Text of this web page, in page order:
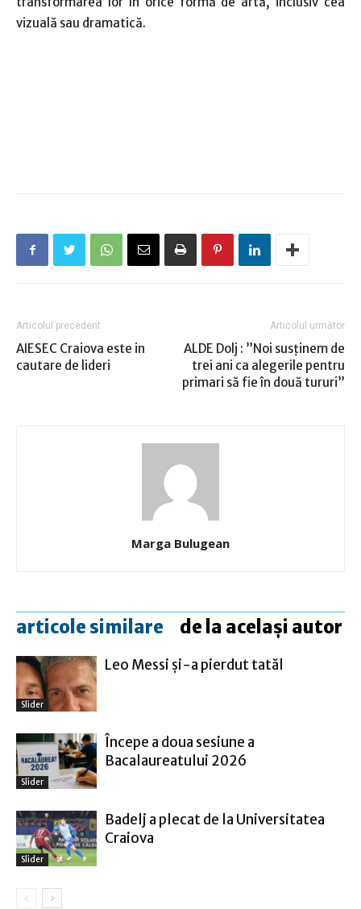
vizuală sau dramatică.
Articolul precedent
AIESEC Craiova este in
cautare de lideri
Articolul următor
ALDE Dolj : ”Noi susținem de
trei ani ca alegerile pentru
primari să fie în două tururi”
Marga Bulugean
articole similare de la același autor
Slider
Leo Messi şi-a pierdut tatăl
Slider
Începe a doua sesiune a
Bacalaureatului 2026
Slider
Badelj a plecat de la Universitatea
Craiova